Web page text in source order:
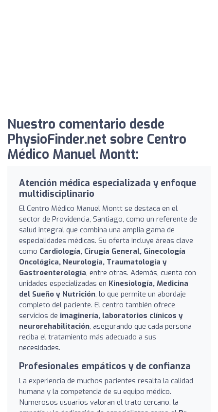
Nuestro comentario desde
PhysioFinder.net sobre Centro
Médico Manuel Montt:
Atención médica especializada y enfoque
multidisciplinario
El Centro Médico Manuel Montt se destaca en el
sector de Providencia, Santiago, como un referente de
salud integral que combina una amplia gama de
especialidades médicas. Su oferta incluye áreas clave
como Cardiología, Cirugía General, Ginecología
Oncológica, Neurología, Traumatología y
Gastroenterología, entre otras. Además, cuenta con
unidades especializadas en Kinesiología, Medicina
del Sueño y Nutrición, lo que permite un abordaje
completo del paciente. El centro también ofrece
servicios de imaginería, laboratorios clínicos y
neurorehabilitación, asegurando que cada persona
reciba el tratamiento más adecuado a sus
necesidades.
Profesionales empáticos y de confianza
La experiencia de muchos pacientes resalta la calidad
humana y la competencia de su equipo médico.
Numerosos usuarios valoran el trato cercano, la